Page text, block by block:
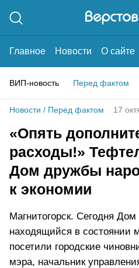
Главное Новости О сайте
ВИП-новость Перед фактом
Новости / Перед фактом 17
«Опять
расходы!»
Дом дружбы
к экономии
Магнитогорск. Сегодня
находящийся в состоянии
посетили городские
мэра, начальник